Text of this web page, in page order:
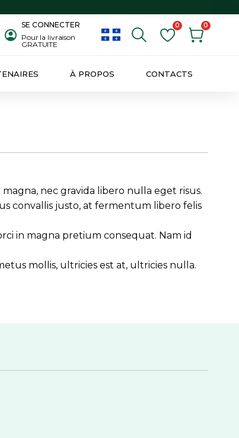
SE CONNECTER
Pour la livraison
GRATUITE
0 0
À PROPOS CONTACTS
nec gravida libero nulla eget risus.
convallis justo, at fermentum libero felis
in magna pretium consequat. Nam id
mollis, ultricies est at, ultricies nulla.